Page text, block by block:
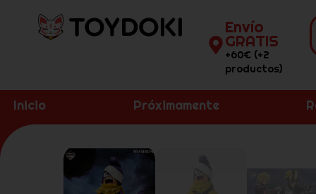
Envío
GRATIS
+60€ (+2
productos)
Inicio Próximamente